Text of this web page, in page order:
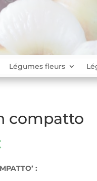
Légumes fleurs
compatto
: